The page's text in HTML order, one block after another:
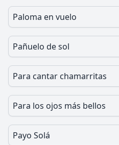
Paloma en vuelo
Pañuelo de sol
Para cantar chamarritas
Para los ojos más bellos
Payo Solá